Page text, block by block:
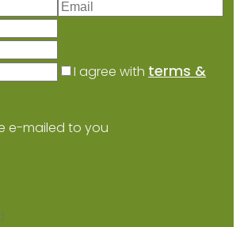
I agree with terms &
e-mailed to you